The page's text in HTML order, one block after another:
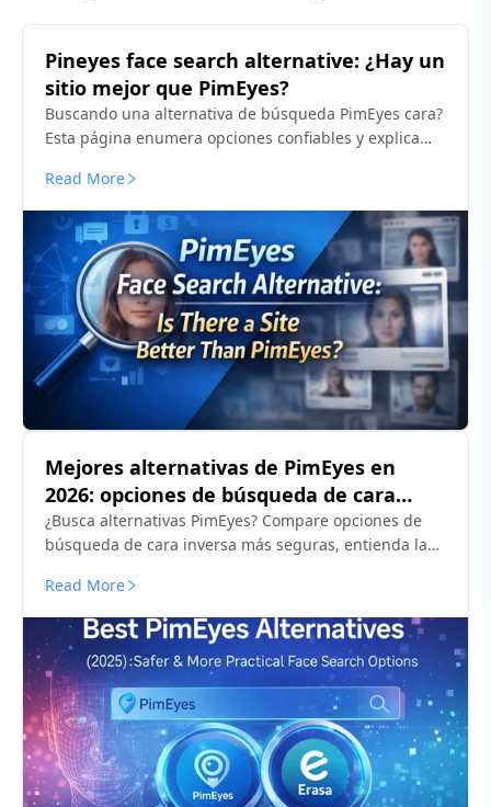
Pineyes face search alternative: ¿Hay un
sitio mejor que PimEyes?
Buscando una alternativa de búsqueda PimEyes cara?
Esta página enumera opciones confiables y explica
la verificación de imágenes en las redes sociales y la
detección de mal uso.
Read More
Mejores alternativas de PimEyes en
2026: opciones de búsqueda de cara
inversa más seguras
¿Busca alternativas PimEyes? Compare opciones de
búsqueda de cara inversa más seguras, entienda las
herramientas más adecuadas para rastrear perfiles
falsos o fotos reutilizadas.
Read More